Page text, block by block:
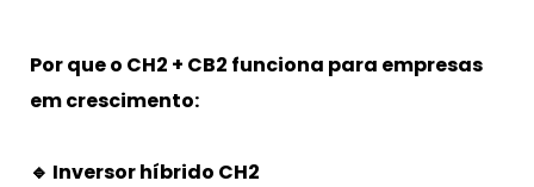
Por que o CH2 + CB2 funciona para empresas
em crescimento:
🔹 Inversor híbrido CH2